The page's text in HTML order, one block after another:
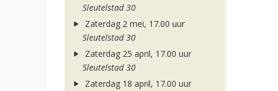
Sleutelstad 30
Zaterdag 2 mei, 17.00 uur
Sleutelstad 30
Zaterdag 25 april, 17.00 uur
Sleutelstad 30
Zaterdag 18 april, 17.00 uur